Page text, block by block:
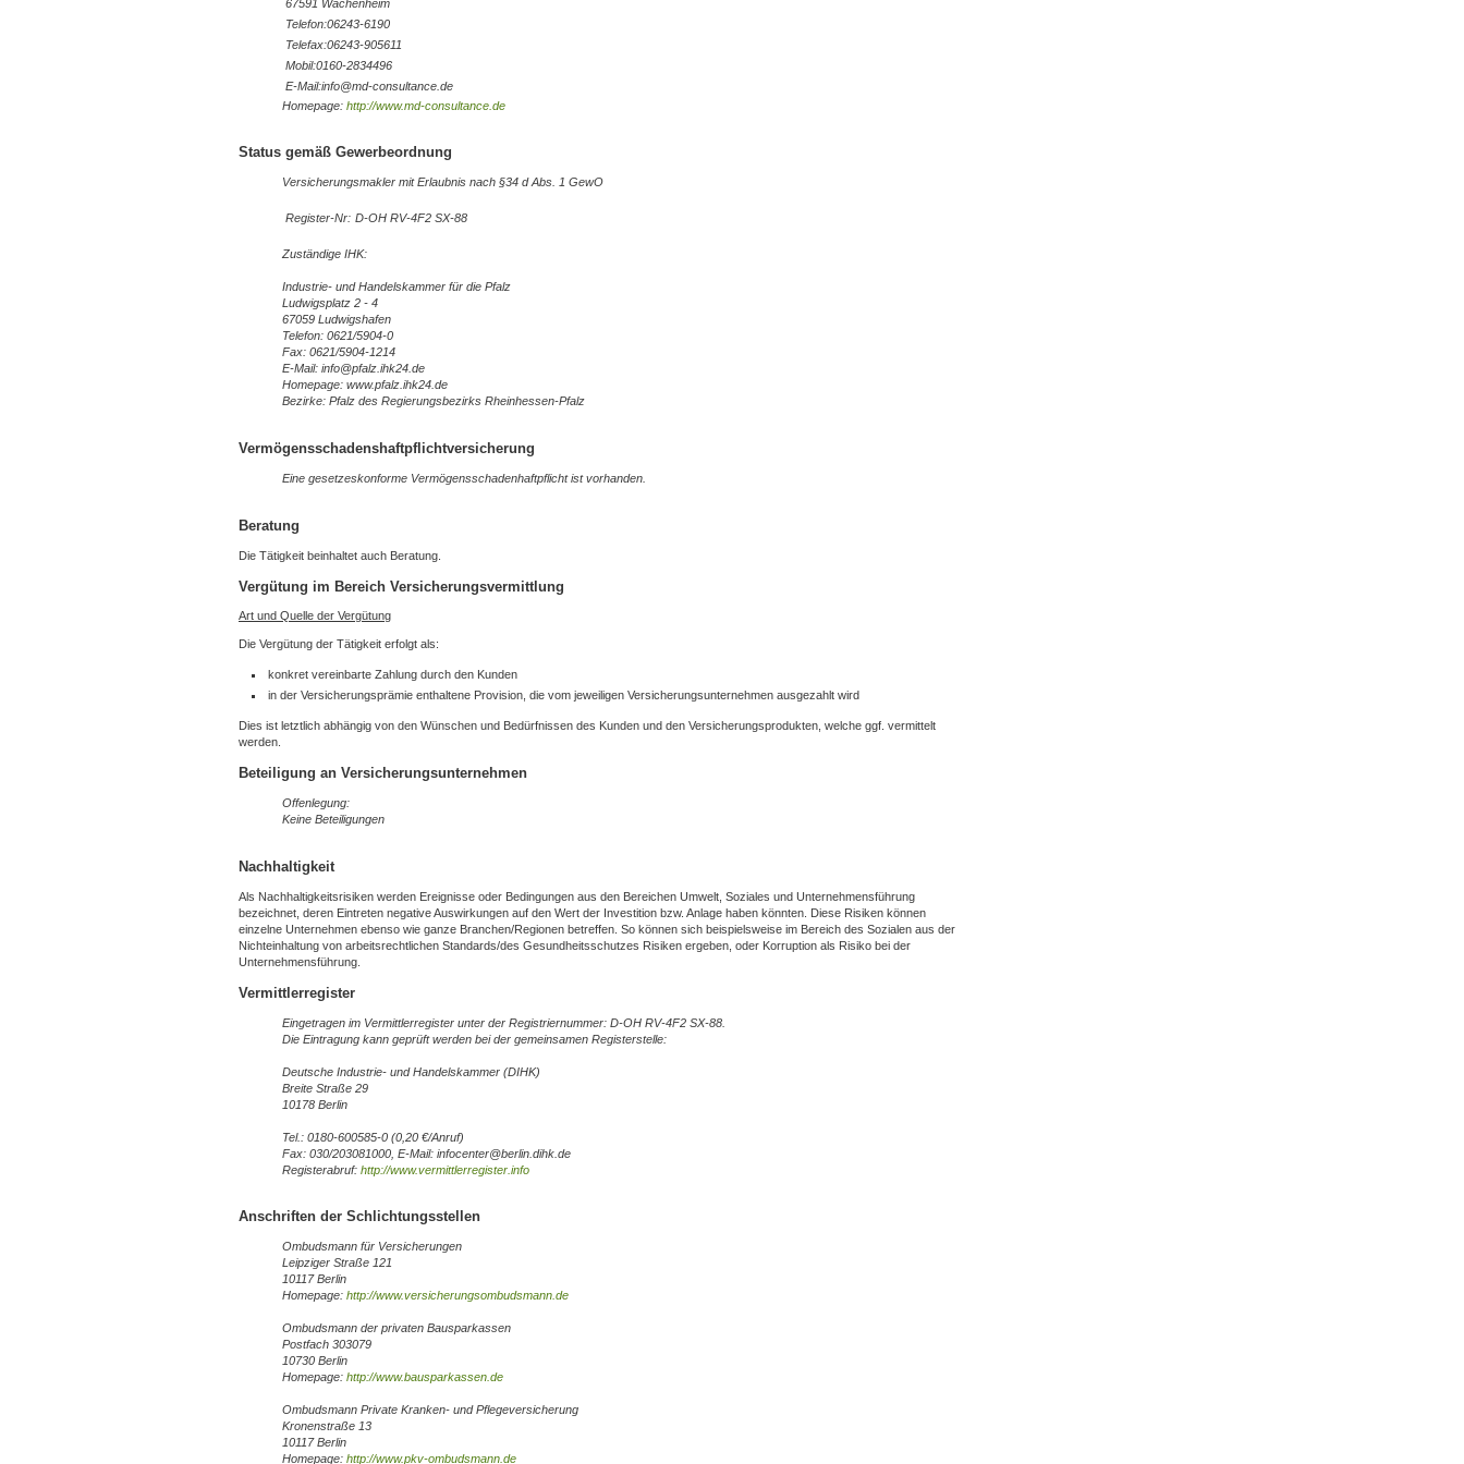
67591 Wachenheim
Telefon:06243-6190
Telefax:06243-905611
Mobil:0160-2834496
E-Mail:info@md-consultance.de
Homepage: http://www.md-consultance.de
Status gemäß Gewerbeordnung
Versicherungsmakler mit Erlaubnis nach §34 d Abs. 1 GewO
Register-Nr: D-OH RV-4F2 SX-88
Zuständige IHK:
Industrie- und Handelskammer für die Pfalz
Ludwigsplatz 2 - 4
67059 Ludwigshafen
Telefon: 0621/5904-0
Fax: 0621/5904-1214
E-Mail: info@pfalz.ihk24.de
Homepage: www.pfalz.ihk24.de
Bezirke: Pfalz des Regierungsbezirks Rheinhessen-Pfalz
Vermögensschadenshaftpflichtversicherung
Eine gesetzeskonforme Vermögensschadenhaftpflicht ist vorhanden.
Beratung
Die Tätigkeit beinhaltet auch Beratung.
Vergütung im Bereich Versicherungsvermittlung
Art und Quelle der Vergütung
Die Vergütung der Tätigkeit erfolgt als:
konkret vereinbarte Zahlung durch den Kunden
in der Versicherungsprämie enthaltene Provision, die vom jeweiligen Versicherungsunternehmen ausgezahlt wird
Dies ist letztlich abhängig von den Wünschen und Bedürfnissen des Kunden und den Versicherungsprodukten, welche ggf. vermittelt
werden.
Beteiligung an Versicherungsunternehmen
Offenlegung:
Keine Beteiligungen
Nachhaltigkeit
Als Nachhaltigkeitsrisiken werden Ereignisse oder Bedingungen aus den Bereichen Umwelt, Soziales und Unternehmensführung
bezeichnet, deren Eintreten negative Auswirkungen auf den Wert der Investition bzw. Anlage haben könnten. Diese Risiken können
einzelne Unternehmen ebenso wie ganze Branchen/Regionen betreffen. So können sich beispielsweise im Bereich des Sozialen aus der
Nichteinhaltung von arbeitsrechtlichen Standards/des Gesundheitsschutzes Risiken ergeben, oder Korruption als Risiko bei der
Unternehmensführung.
Vermittlerregister
Eingetragen im Vermittlerregister unter der Registriernummer: D-OH RV-4F2 SX-88.
Die Eintragung kann geprüft werden bei der gemeinsamen Registerstelle:
Deutsche Industrie- und Handelskammer (DIHK)
Breite Straße 29
10178 Berlin
Tel.: 0180-600585-0 (0,20 €/Anruf)
Fax: 030/203081000, E-Mail: infocenter@berlin.dihk.de
Registerabruf: http://www.vermittlerregister.info
Anschriften der Schlichtungsstellen
Ombudsmann für Versicherungen
Leipziger Straße 121
10117 Berlin
Homepage: http://www.versicherungsombudsmann.de
Ombudsmann der privaten Bausparkassen
Postfach 303079
10730 Berlin
Homepage: http://www.bausparkassen.de
Ombudsmann Private Kranken- und Pflegeversicherung
Kronenstraße 13
10117 Berlin
Homepage: http://www.pkv-ombudsmann.de